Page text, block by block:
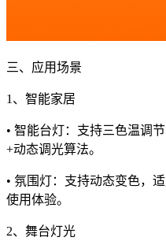
三、应用场景
1、智能家居
• 智能台灯：支持三色温调
+动态调光算法。
• 氛围灯：支持动态变色，
使用体验。
2、舞台灯光